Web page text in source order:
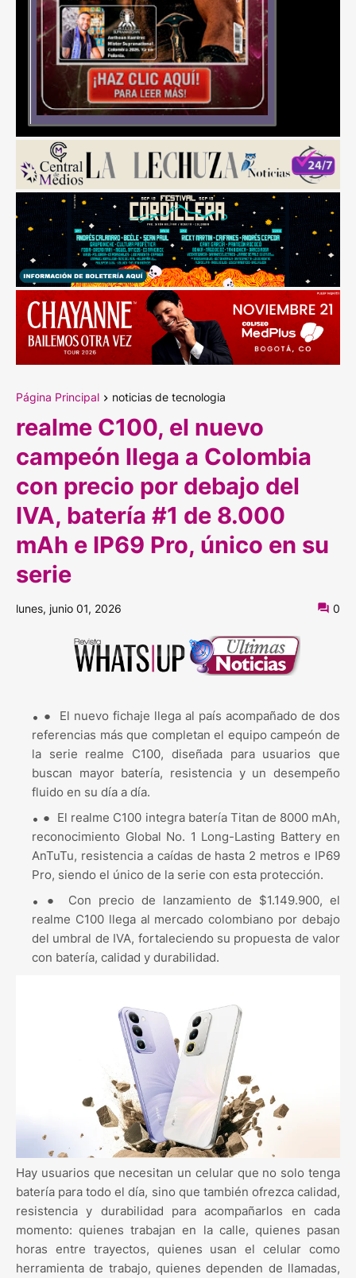
Página Principal noticias de tecnologia
realme C100, el nuevo
campeón llega a Colombia
con precio por debajo del
IVA, batería #1 de 8.000
mAh e IP69 Pro, único en su
serie
lunes, junio 01, 2026 0
●
El nuevo fichaje llega al país acompañado de dos
referencias más que completan el equipo campeón de
la serie realme C100, diseñada para usuarios que
buscan mayor batería, resistencia y un desempeño
fluido en su día a día.
● El realme C100 integra batería Titan de 8000 mAh,
reconocimiento Global No. 1 Long-Lasting Battery en
AnTuTu, resistencia a caídas de hasta 2 metros e IP69
Pro, siendo el único de la serie con esta protección.
●
Con precio de lanzamiento de $1.149.900, el
realme C100 llega al mercado colombiano por debajo
del umbral de IVA, fortaleciendo su propuesta de valor
con batería, calidad y durabilidad.
Hay usuarios que necesitan un celular que no solo tenga
batería para todo el día, sino que también ofrezca calidad,
resistencia y durabilidad para acompañarlos en cada
momento: quienes trabajan en la calle, quienes pasan
horas entre trayectos, quienes usan el celular como
herramienta de trabajo, quienes dependen de llamadas,